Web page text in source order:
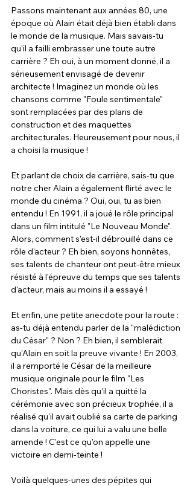
Passons maintenant aux années 80, une
époque où Alain était déjà bien établi dans
le monde de la musique. Mais savais-tu
qu'il a failli embrasser une toute autre
carrière ? Eh oui, à un moment donné, il a
sérieusement envisagé de devenir
architecte ! Imaginez un monde où les
chansons comme "Foule sentimentale"
sont remplacées par des plans de
construction et des maquettes
architecturales. Heureusement pour nous, il
a choisi la musique !
Et parlant de choix de carrière, sais-tu que
notre cher Alain a également flirté avec le
monde du cinéma ? Oui, oui, tu as bien
entendu ! En 1991, il a joué le rôle principal
dans un film intitulé "Le Nouveau Monde".
Alors, comment s'est-il débrouillé dans ce
rôle d'acteur ? Eh bien, soyons honnêtes,
ses talents de chanteur ont peut-être mieux
résisté à l'épreuve du temps que ses talents
d'acteur, mais au moins il a essayé !
Et enfin, une petite anecdote pour la route :
as-tu déjà entendu parler de la "malédiction
du César" ? Non ? Eh bien, il semblerait
qu'Alain en soit la preuve vivante ! En 2003,
il a remporté le César de la meilleure
musique originale pour le film "Les
Choristes". Mais dès qu'il a quitté la
cérémonie avec son précieux trophée, il a
réalisé qu'il avait oublié sa carte de parking
dans la voiture, ce qui lui a valu une belle
amende ! C'est ce qu'on appelle une
victoire en demi-teinte !
Voilà quelques-unes des pépites qui